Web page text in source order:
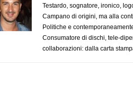
Testardo, sognatore, ironico,
Campano di origini, ma alla
Politiche e
Consumatore di dischi, tele-
collaborazioni: dalla carta